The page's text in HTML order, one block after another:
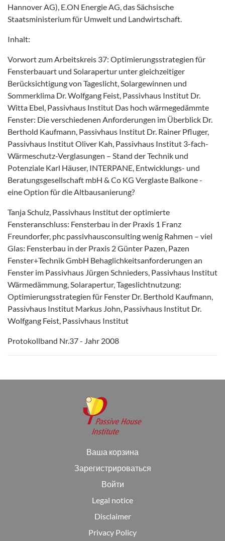
Hannover AG), E.ON Energie AG, das Sächsische
Staatsministerium für Umwelt und Landwirtschaft.
Inhalt:
Vorwort zum Arbeitskreis 37: Optimierungsstrategien für
Fensterbauart und Solarapertur unter gleichzeitiger
Berücksichtigung von Tageslicht, Solargewinnen und
Sommerklima Dr. Wolfgang Feist, Passivhaus Institut Dr.
Witta Ebel, Passivhaus Institut Das hoch wärmegedämmte
Fenster: Die verschiedenen Anforderungen im Überblick Dr.
Berthold Kaufmann, Passivhaus Institut Dr. Rainer Pfluger,
Passivhaus Institut Oliver Kah, Passivhaus Institut 3-fach-
Wärmeschutz-Verglasungen – Stand der Technik und
Potenziale Karl Häuser, INTERPANE, Entwicklungs- und
Beratungsgesellschaft mbH & Co KG Verglaste Balkone -
eine Option für die Altbausanierung?
Tanja Schulz, Passivhaus Institut der optimierte
Fensteranschluss: Fensterbau in der Praxis 1 Franz
Freundorfer, phc passivhausconsulting wenig Rahmen – viel
Glas: Fensterbau in der Praxis 2 Günter Pazen, Pazen
Fenster+Technik GmbH Behaglichkeitsanforderungen an
Fenster im Passivhaus Jürgen Schnieders, Passivhaus Institut
Wärmedämmung, Solarapertur, Tageslichtnutzung:
Optimierungsstrategien für Fenster Dr. Berthold Kaufmann,
Passivhaus Institut Markus John, Passivhaus Institut Dr.
Wolfgang Feist, Passivhaus Institut
Protokollband Nr.37 - Jahr 2008
Ваша корзина
Зарегистрироваться
Войти
Legal notice
Disclaimer
Privacy Policy